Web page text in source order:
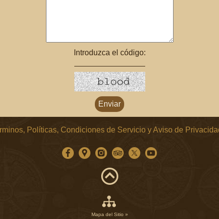
Introduzca el código:
Políticas, Condiciones de Servicio y Aviso de
Mapa del Sitio »